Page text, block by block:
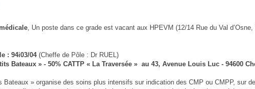
, Un poste dans ce grade est vacant aux HPEVM (12/14 Rue du Val
: 94i03/04(Cheffe de Pôle : Dr RUEL)
Bateaux » - 50% CATTP « La Traversée » au 43, Avenue Louis Luc - 94600
Bateaux » organise des soins plus intensifs sur indication des CMP ou CMPP, sur